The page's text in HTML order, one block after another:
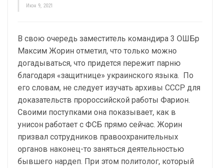
Июн 9, 2021
В свою очередь заместитель командира 3 ОШБр
Максим Жорин отметил, что только можно
догадываться, что придется пережит парню
благодаря «защитнице» украинского языка. По
его словам, не следует изучать архивы СССР для
доказательств пророссийской работы Фарион.
Своими поступками она показывает, как в
унисон работает с ФСБ прямо сейчас. Жорин
призвал сотрудников правоохранительных
органов наконец-то заняться деятельностью
бывшего нардеп. При этом политолог, который